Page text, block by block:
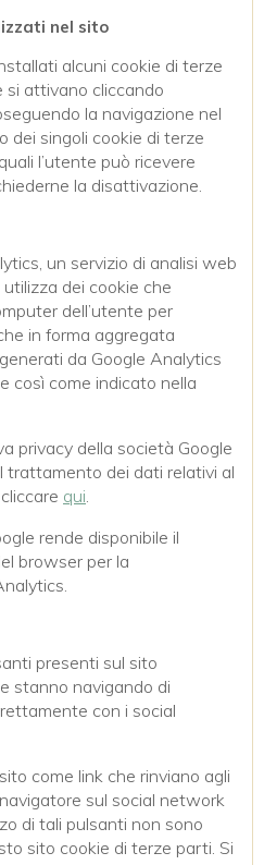
nel sito
alcuni cookie di terze
si attivano cliccando
la navigazione nel
dei singoli cookie di terze
l’utente può ricevere
la disattivazione.
un servizio di analisi web
dei cookie che
dell’utente per
in forma aggregata
da Google Analytics
così come indicato nella
privacy della società Google
trattamento dei dati relativi al
qui
rende disponibile il
browser per la
presenti sul sito
stanno navigando di
con i social
come link che rinviano agli
sul social network
di tali pulsanti non sono
sito cookie di terze parti. Si